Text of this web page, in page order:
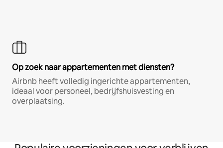
Op zoek naar appartementen met diensten?
Airbnb heeft volledig ingerichte appartementen,
ideaal voor personeel, bedrijfshuisvesting en
overplaatsing.